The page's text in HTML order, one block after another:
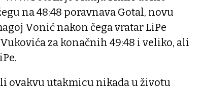
na 48:48 poravnava Gotal, novu
Vonić nakon čega vratar LiPe
za konačnih 49:48 i veliko, ali
ovakvu utakmicu nikada u životu